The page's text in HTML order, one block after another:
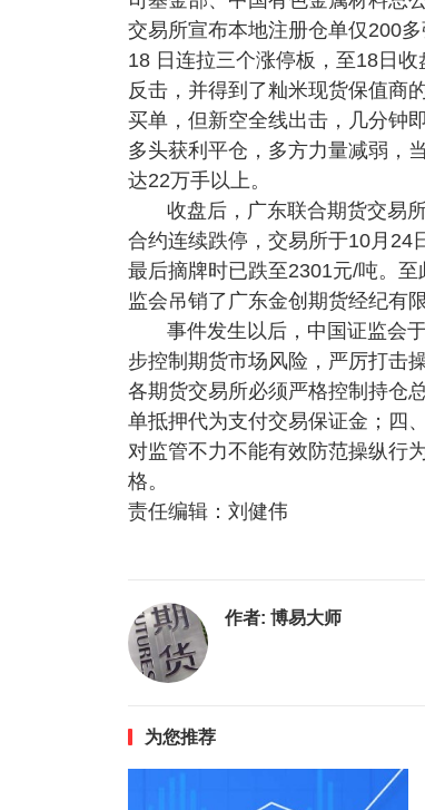
交易所宣布本地注册仓单仅200
18 日连拉三个涨停板，至18日
反击，并得到了籼米现货保值商
买单，但新空全线出击，几分钟
多头获利平仓，多方力量减弱，
达22万手以上。
收盘后，广东联合期货交易
合约连续跌停，交易所于10月24
最后摘牌时已跌至2301元/吨。
监会吊销了广东金创期货经纪有
事件发生以后，中国证监会
步控制期货市场风险，严厉打击
各期货交易所必须严格控制持仓
单抵押代为支付交易保证金；四
对监管不力不能有效防范操纵行
格。
责任编辑：刘健伟
作者: 博易大师
为您推荐